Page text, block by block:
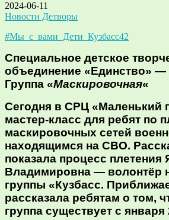
2024-06-11
Новости Детворы
#Мы_с_вами_Дети_Кузбасс42
Специальное детское
объединение «Единство» —
Группа «Маскировочная«
Сегодня в СРЦ «Маленький
мастер-класс для ребят по
маскировочных сетей
находящимся на СВО.
показала процесс плетения
Владимировна — волонтёр
группы «Кузбасс.
рассказала ребятам о том,
группа существует с января